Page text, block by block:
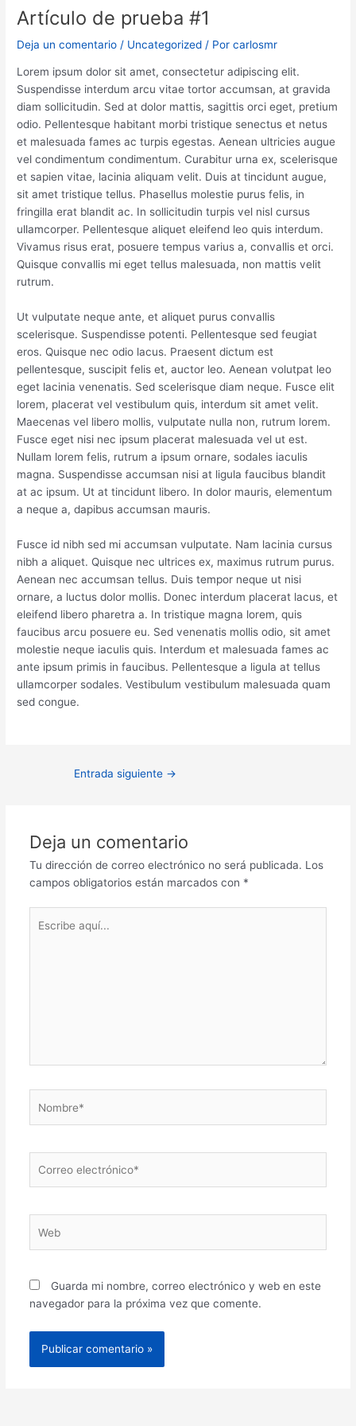
Artículo de prueba #1
Deja un comentario / Uncategorized / Porcarlosmr
Lorem ipsum dolor sit amet, consectetur adipiscing elit.
Suspendisse interdum arcu vitae tortor accumsan, at gravida
diam sollicitudin. Sed at dolor mattis, sagittis orci eget, pretium
odio. Pellentesque habitant morbi tristique senectus et netus
et malesuada fames ac turpis egestas. Aenean ultricies augue
vel condimentum condimentum. Curabitur urna ex, scelerisque
et sapien vitae, lacinia aliquam velit. Duis at tincidunt augue,
sit amet tristique tellus. Phasellus molestie purus felis, in
fringilla erat blandit ac. In sollicitudin turpis vel nisl cursus
ullamcorper. Pellentesque aliquet eleifend leo quis interdum.
Vivamus risus erat, posuere tempus varius a, convallis et orci.
Quisque convallis mi eget tellus malesuada, non mattis velit
rutrum.
Ut vulputate neque ante, et aliquet purus convallis
scelerisque. Suspendisse potenti. Pellentesque sed feugiat
eros. Quisque nec odio lacus. Praesent dictum est
pellentesque, suscipit felis et, auctor leo. Aenean volutpat leo
eget lacinia venenatis. Sed scelerisque diam neque. Fusce elit
lorem, placerat vel vestibulum quis, interdum sit amet velit.
Maecenas vel libero mollis, vulputate nulla non, rutrum lorem.
Fusce eget nisi nec ipsum placerat malesuada vel ut est.
Nullam lorem felis, rutrum a ipsum ornare, sodales iaculis
magna. Suspendisse accumsan nisi at ligula faucibus blandit
at ac ipsum. Ut at tincidunt libero. In dolor mauris, elementum
a neque a, dapibus accumsan mauris.
Fusce id nibh sed mi accumsan vulputate. Nam lacinia cursus
nibh a aliquet. Quisque nec ultrices ex, maximus rutrum purus.
Aenean nec accumsan tellus. Duis tempor neque ut nisi
ornare, a luctus dolor mollis. Donec interdum placerat lacus, et
eleifend libero pharetra a. In tristique magna lorem, quis
faucibus arcu posuere eu. Sed venenatis mollis odio, sit amet
molestie neque iaculis quis. Interdum et malesuada fames ac
ante ipsum primis in faucibus. Pellentesque a ligula at tellus
ullamcorper sodales. Vestibulum vestibulum malesuada quam
sed congue.
Entrada siguiente →
Deja un comentario
Tu dirección de correo electrónico no será publicada. Los
campos obligatorios están marcados con *
aquí...
electrónico*
Guarda mi nombre, correo electrónico y web en este
navegador para la próxima vez que comente.